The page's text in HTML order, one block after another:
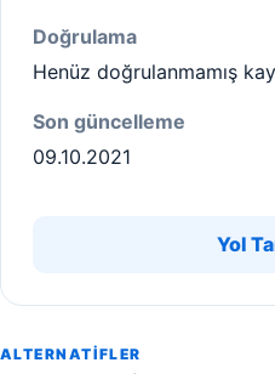
Doğrulama
Henüz doğrulanmamış
Son güncelleme
09.10.2021
Yol
ALTERNATIFLER